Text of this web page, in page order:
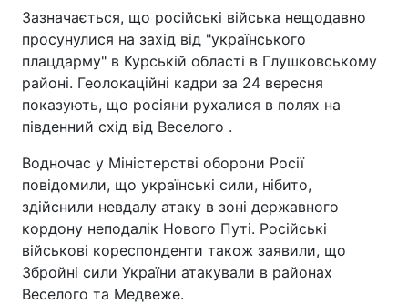
Зазначається, що російські війська нещодавно
просунулися на захід від "українського
плацдарму" в Курській області в Глушковському
районі. Геолокаційні кадри за 24 вересня
показують, що росіяни рухалися в полях на
південний схід від Веселого .
Водночас у Міністерстві оборони Росії
повідомили, що українські сили, нібито,
здійснили невдалу атаку в зоні державного
кордону неподалік Нового Путі. Російські
військові кореспонденти також заявили, що
Збройні сили України атакували в районах
Веселого та Медвеже.